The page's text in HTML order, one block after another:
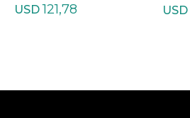
USD 121,78
USD